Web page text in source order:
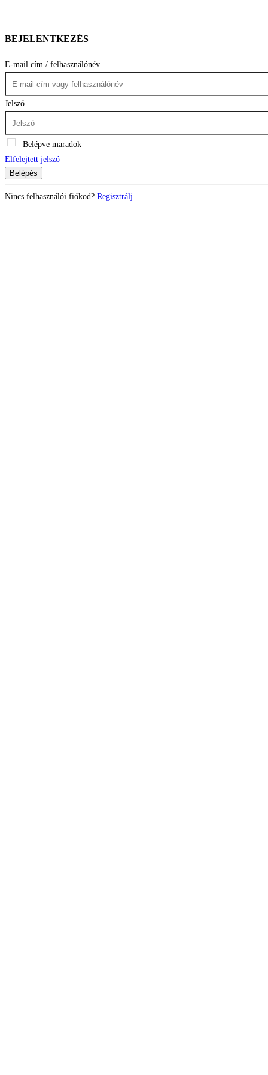
BEJELENTKEZÉS
E-mail cím / felhasználónév
Jelszó
Belépve maradok
Elfelejtett jelszó
Belépés
Nincs felhasználói fiókod? Regisztrálj